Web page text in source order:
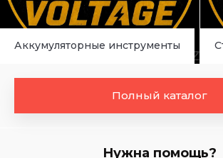
Аккумуляторные инструменты
Полный каталог
Нужна помощь?